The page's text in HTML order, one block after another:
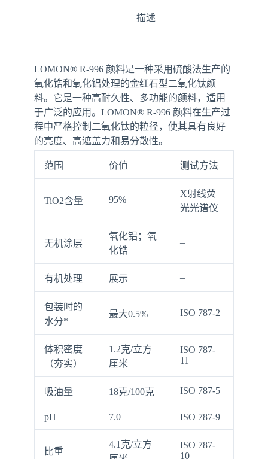
描述
LOMON® R-996 颜料是一种采用硫酸法生产的
氧化锆和氧化铝处理的金红石型二氧化钛颜
料。它是一种高耐久性、多功能的颜料，适用
于广泛的应用。LOMON® R-996 颜料在生产过
程中严格控制二氧化钛的粒径，使其具有良好
的亮度、高遮盖力和易分散性。
范围 价值 测试方法
TiO2含量 95%
X射线荧
光光谱仪
无机涂层
氧化铝；氧
化锆
–
有机处理 展示 –
包装时的
水分*
最大0.5% ISO 787-2
体积密度
（夯实）
1.2克/立方
厘米
ISO 787-
11
吸油量 18克/100克 ISO 787-5
pH 7.0 ISO 787-9
比重
4.1克/立方
ISO 787-
10